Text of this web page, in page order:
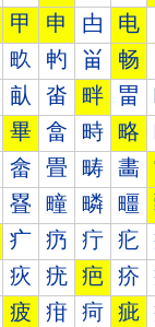
甲 申 甴 电
畂 畃 畄 畅
畒 畓 畔 畕
畢 畣 畤 略
畲 畳 畴 畵
疂 疃 疄 疅
疒 疓 疔 疕
疢 疣 疤 疥
疲 疳 疴 疵